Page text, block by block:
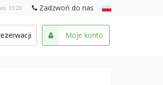
13:20 Zadzwoń do nas
Moje konto